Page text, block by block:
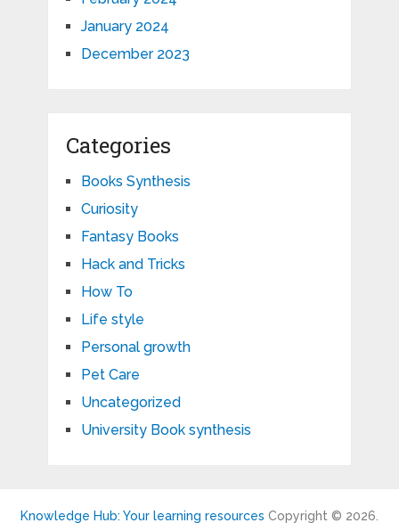
January 2024
December 2023
Categories
Books Synthesis
Curiosity
Fantasy Books
Hack and Tricks
How To
Life style
Personal growth
Pet Care
Uncategorized
University Book synthesis
Knowledge Hub: Your learning resources Copyright © 2026.